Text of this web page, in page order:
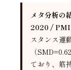
メタ分析の
2020 /
スタンス運
（
ており、筋